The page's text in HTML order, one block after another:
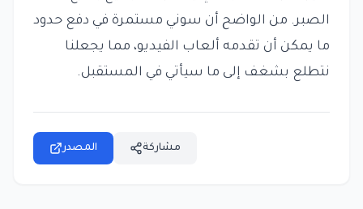
الصبر. من الواضح أن سوني مستمرة في دفع حدود
ما يمكن أن تقدمه ألعاب الفيديو، مما يجعلنا
نتطلع بشغف إلى ما سيأتي في المستقبل.
المصدر مشاركة